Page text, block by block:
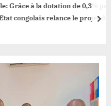
à la dotation de 0,3% par
relance le projet de
l’Hôpital Général de Référence